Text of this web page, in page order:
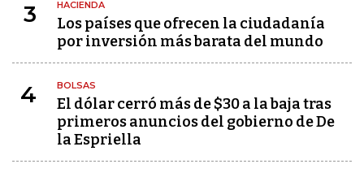
3 HACIENDA
Los países que ofrecen la ciudadanía
por inversión más barata del mundo
4 BOLSAS
El dólar cerró más de $30 a la baja tras
primeros anuncios del gobierno de De
la Espriella